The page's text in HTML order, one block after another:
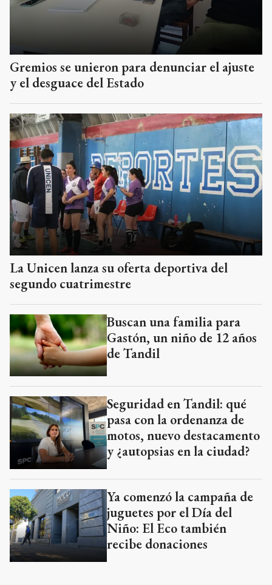
Gremios se unieron para denunciar el ajuste
y el desguace del Estado
La Unicen lanza su oferta deportiva del
segundo cuatrimestre
Buscan una familia para
Gastón, un niño de 12 años
de Tandil
Seguridad en Tandil: qué
pasa con la ordenanza de
motos, nuevo destacamento
y ¿autopsias en la ciudad?
Ya comenzó la campaña de
juguetes por el Día del
Niño: El Eco también
recibe donaciones